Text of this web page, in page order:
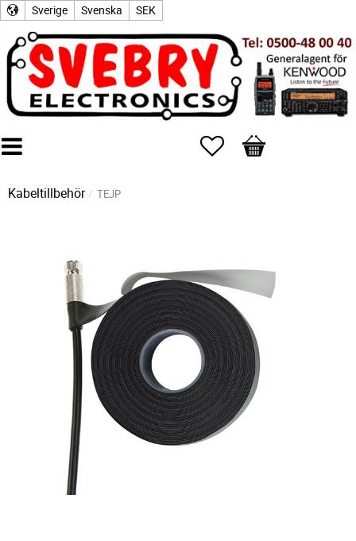
Sverige Svenska SEK
Favoriter
Kundvagn
Kabeltillbehör TEJP